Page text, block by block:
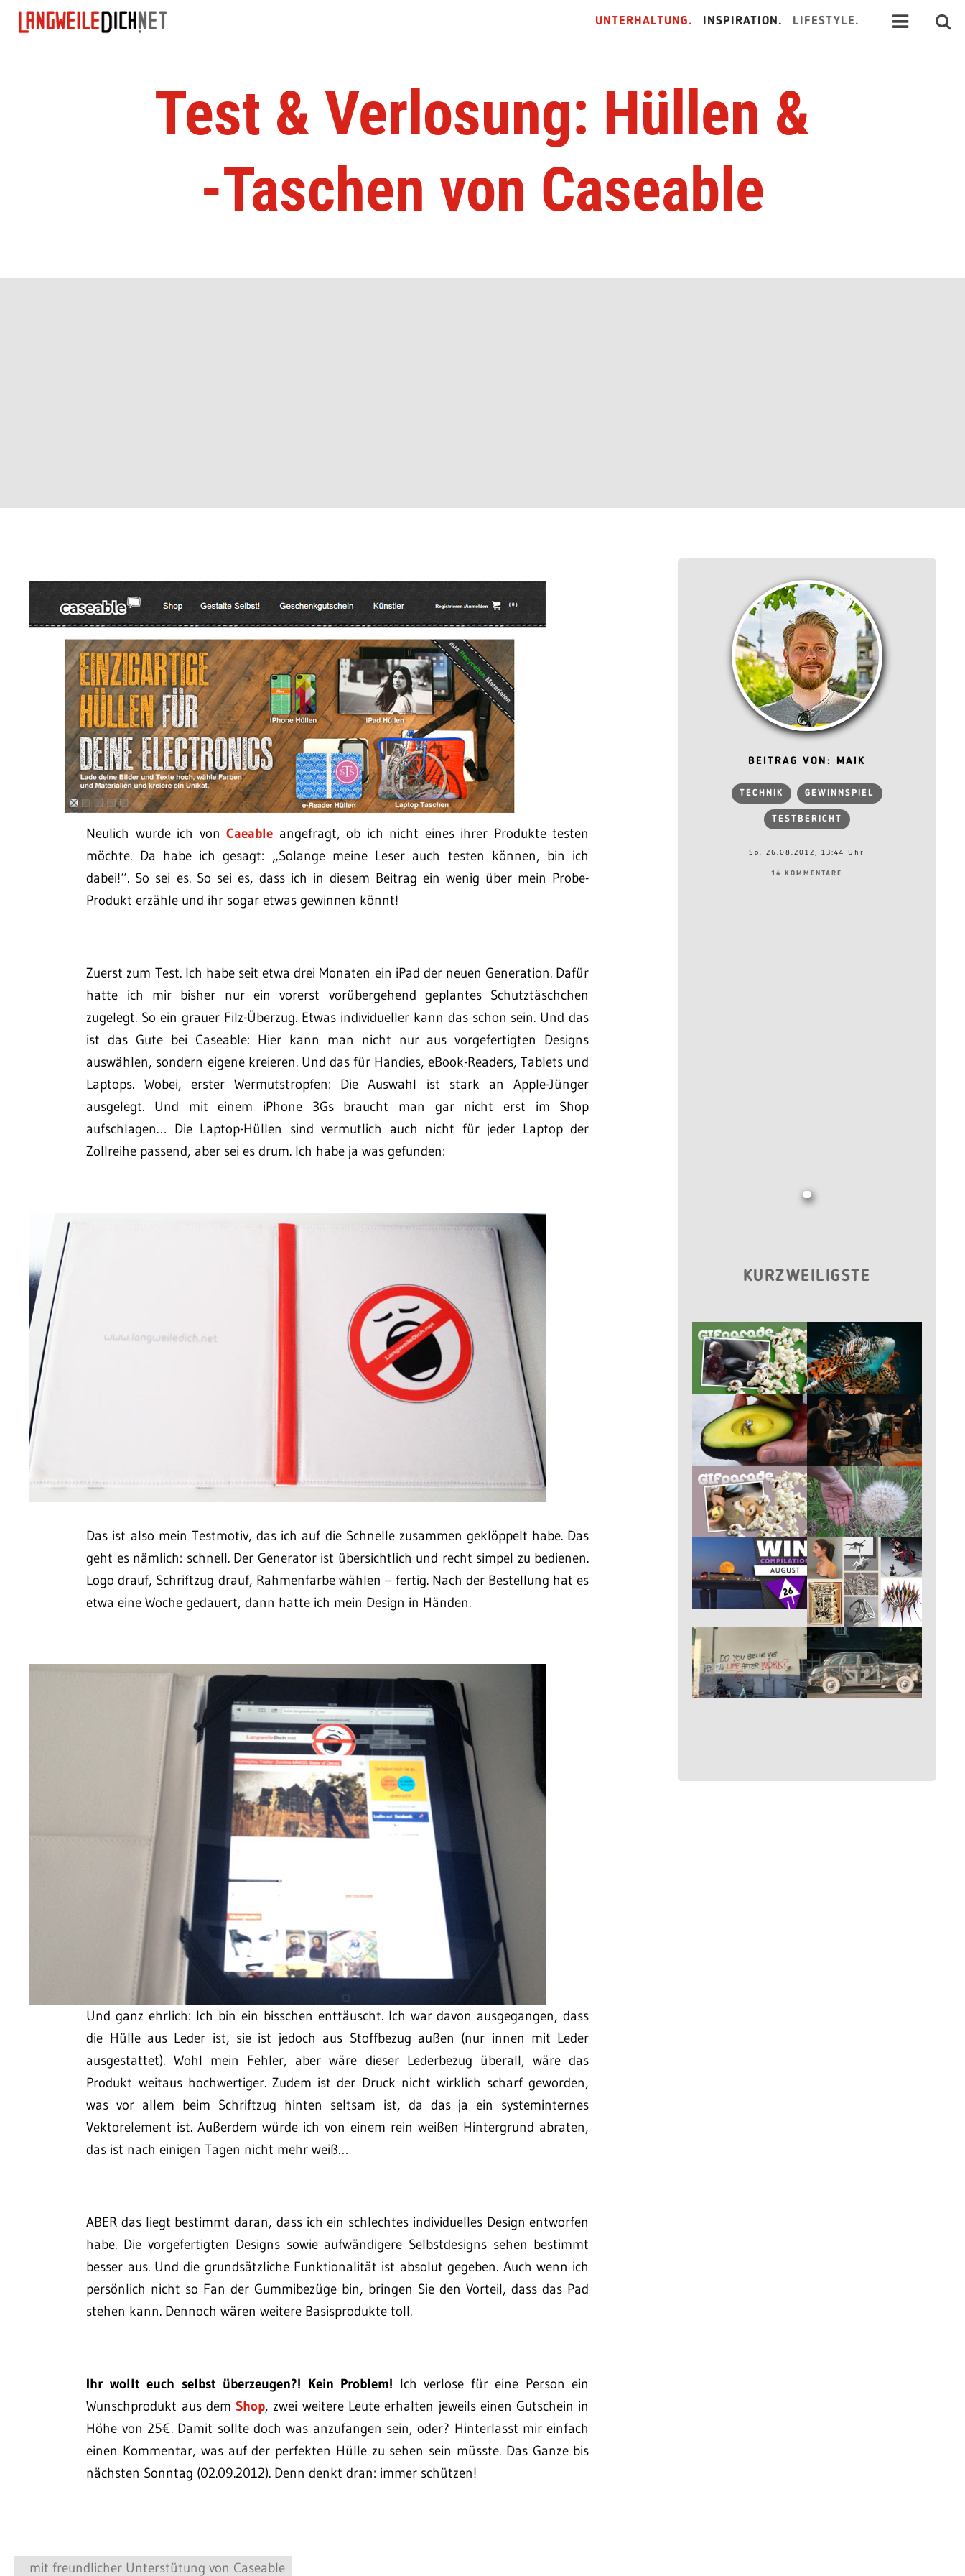
UNTERHALTUNG. INSPIRATION. LIFESTYLE.
Test & Verlosung: Hüllen &
-Taschen von Caseable
Neulich wurde ich vonCaeable angefragt, ob ich nicht eines ihrer Produkte testen
möchte. Da habe ich gesagt: „Solange meine Leser auch testen können, bin ich
dabei!“. So sei es. So sei es, dass ich in diesem Beitrag ein wenig über mein Probe-
Produkt erzähle und ihr sogar etwas gewinnen könnt!
Zuerst zum Test. Ich habe seit etwa drei Monaten ein iPad der neuen Generation. Dafür
hatte ich mir bisher nur ein vorerst vorübergehend geplantes Schutztäschchen
zugelegt. So ein grauer Filz-Überzug. Etwas individueller kann das schon sein. Und das
ist das Gute bei Caseable: Hier kann man nicht nur aus vorgefertigten Designs
auswählen, sondern eigene kreieren. Und das für Handies, eBook-Readers, Tablets und
Laptops. Wobei, erster Wermutstropfen: Die Auswahl ist stark an Apple-Jünger
ausgelegt. Und mit einem iPhone 3Gs braucht man gar nicht erst im Shop
aufschlagen… Die Laptop-Hüllen sind vermutlich auch nicht für jeder Laptop der
Zollreihe passend, aber sei es drum. Ich habe ja was gefunden:
Das ist also mein Testmotiv, das ich auf die Schnelle zusammen geklöppelt habe. Das
geht es nämlich: schnell. Der Generator ist übersichtlich und recht simpel zu bedienen.
Logo drauf, Schriftzug drauf, Rahmenfarbe wählen – fertig. Nach der Bestellung hat es
etwa eine Woche gedauert, dann hatte ich mein Design in Händen.
Und ganz ehrlich: Ich bin ein bisschen enttäuscht. Ich war davon ausgegangen, dass
die Hülle aus Leder ist, sie ist jedoch aus Stoffbezug außen (nur innen mit Leder
ausgestattet). Wohl mein Fehler, aber wäre dieser Lederbezug überall, wäre das
Produkt weitaus hochwertiger. Zudem ist der Druck nicht wirklich scharf geworden,
was vor allem beim Schriftzug hinten seltsam ist, da das ja ein systeminternes
Vektorelement ist. Außerdem würde ich von einem rein weißen Hintergrund abraten,
das ist nach einigen Tagen nicht mehr weiß…
ABER das liegt bestimmt daran, dass ich ein schlechtes individuelles Design entworfen
habe. Die vorgefertigten Designs sowie aufwändigere Selbstdesigns sehen bestimmt
besser aus. Und die grundsätzliche Funktionalität ist absolut gegeben. Auch wenn ich
persönlich nicht so Fan der Gummibezüge bin, bringen Sie den Vorteil, dass das Pad
stehen kann. Dennoch wären weitere Basisprodukte toll.
Ihr wollt euch selbst überzeugen?! Kein Problem! Ich verlose für eine Person ein
Wunschprodukt aus demShop, zwei weitere Leute erhalten jeweils einen Gutschein in
Höhe von 25€. Damit sollte doch was anzufangen sein, oder? Hinterlasst mir einfach
einen Kommentar, was auf der perfekten Hülle zu sehen sein müsste. Das Ganze bis
nächsten Sonntag (02.09.2012). Denn denkt dran: immer schützen!
mit freundlicher Unterstütung von Caseable
BEITRAG VON: MAIK
TECHNIK GEWINNSPIEL
TESTBERICHT
So. 26.08.2012, 13:44 Uhr
14 KOMMENTARE
KURZWEILIGSTE